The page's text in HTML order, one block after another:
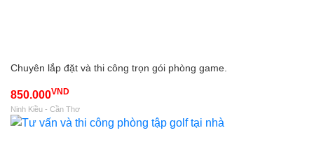
Chuyên lắp đặt và thi công trọn gói phòng game.
850.000VND
Ninh Kiều - Cần Thơ